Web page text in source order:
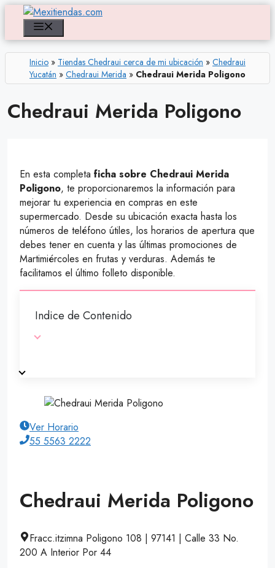
Saltar
contenido
Inicio » Tiendas Chedraui cerca de mi ubicación » Chedraui
Yucatán » Chedraui Merida » Chedraui Merida Poligono
Chedraui Merida Poligono
En esta completa ficha sobre Chedraui Merida
Poligono, te proporcionaremos la información para
mejorar tu experiencia en compras en este
supermercado. Desde su ubicación exacta hasta los
números de teléfono útiles, los horarios de apertura que
debes tener en cuenta y las últimas promociones de
Martimiércoles en frutas y verduras. Además te
facilitamos el último folleto disponible.
Indice de Contenido
Ver Horario
55 5563 2222
Chedraui Merida Poligono
Fracc.itzimna Poligono 108 | 97141 | Calle 33 No.
200 A Interior Por 44